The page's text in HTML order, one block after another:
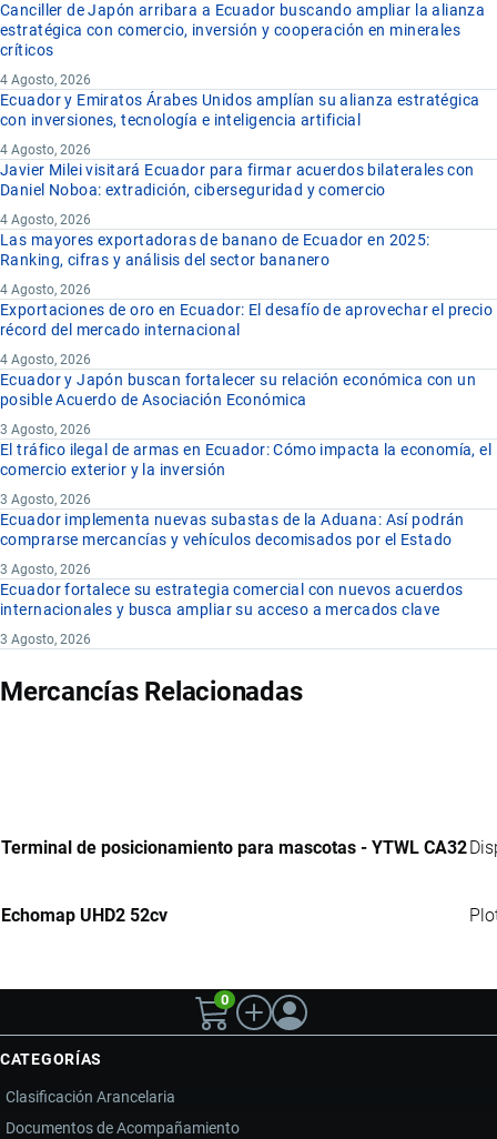
Canciller de Japón arribara a Ecuador buscando ampliar la alianza
estratégica con comercio, inversión y cooperación en minerales
críticos
4 Agosto, 2026
Ecuador y Emiratos Árabes Unidos amplían su alianza estratégica
con inversiones, tecnología e inteligencia artificial
4 Agosto, 2026
Javier Milei visitará Ecuador para firmar acuerdos bilaterales con
Daniel Noboa: extradición, ciberseguridad y comercio
4 Agosto, 2026
Las mayores exportadoras de banano de Ecuador en 2025:
Ranking, cifras y análisis del sector bananero
4 Agosto, 2026
Exportaciones de oro en Ecuador: El desafío de aprovechar el precio
récord del mercado internacional
4 Agosto, 2026
Ecuador y Japón buscan fortalecer su relación económica con un
posible Acuerdo de Asociación Económica
3 Agosto, 2026
El tráfico ilegal de armas en Ecuador: Cómo impacta la economía, el
comercio exterior y la inversión
3 Agosto, 2026
Ecuador implementa nuevas subastas de la Aduana: Así podrán
comprarse mercancías y vehículos decomisados por el Estado
3 Agosto, 2026
Ecuador fortalece su estrategia comercial con nuevos acuerdos
internacionales y busca ampliar su acceso a mercados clave
3 Agosto, 2026
Mercancías Relacionadas
Terminal de posicionamiento para mascotas - YTWL CA32
Echomap UHD2 52cv
0
CATEGORÍAS
Clasificación Arancelaria
Documentos de Acompañamiento